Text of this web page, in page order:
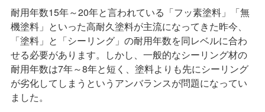
耐用年数15年～20年と言われている「フッ素塗料」「無
機塗料」といった高耐久塗料が主流になってきた昨今、
「塗料」と「シーリング」の耐用年数を同レベルに合わ
せる必要があります。しかし、一般的なシーリング材の
耐用年数は7年～8年と短く、塗料よりも先にシーリング
が劣化してしまうというアンバランスが問題になってい
ました。